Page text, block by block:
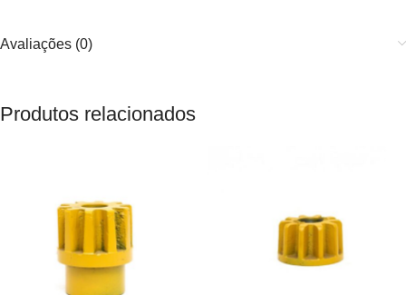
Avaliações (0)
Produtos relacionados